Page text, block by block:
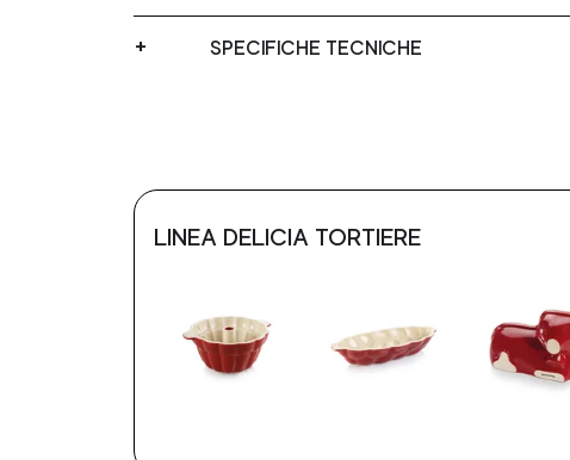
SPECIFICHE TECNICHE
LINEA DELICIA TORTIERE